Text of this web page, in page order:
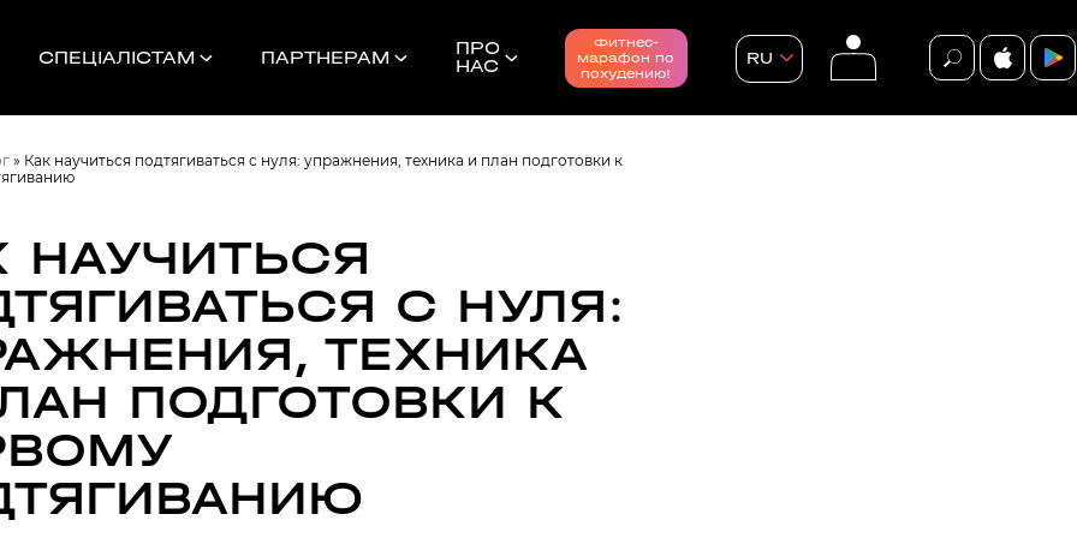
СПЕЦІАЛІСТАМ ПАРТНЕРАМ
ПРО
НАС
Фитнес-
марафон по
похудению!
RU
Найближчі події
» Как научиться подтягиваться с нуля: упражнения, техника и план подготовки к
НАУЧИТЬСЯ
С НУЛЯ:
ТЕХНИКА
ПОДГОТОВКИ К